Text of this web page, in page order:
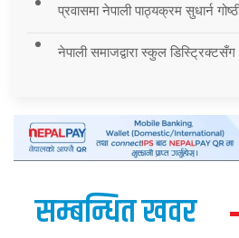
प्रवासमा नेपाली पाठ्यक्रम सुधार्न
नेपाली समाजद्वारा स्कुल
सम्बन्धित खवर